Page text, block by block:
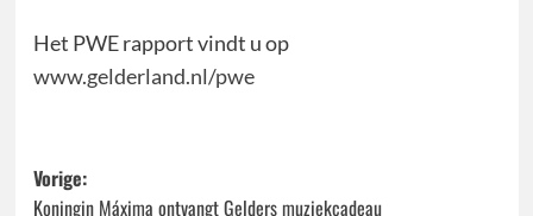
Het PWE rapport vindt u op
www.gelderland.nl/pwe
Bericht
Vorige:
Koningin Máxima ontvangt Gelders muziekcadeau